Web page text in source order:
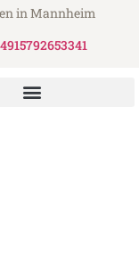
in Mannheim